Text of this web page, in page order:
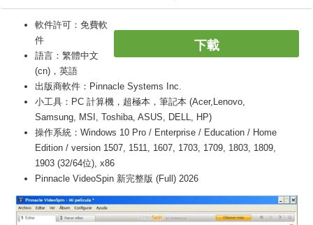
下載
軟件許可：免費軟
件
語言：繁體中文
(cn)，英語
出版商軟件：Pinnacle Systems Inc.
小工具：PC 計算機，超極本，筆記本 (Acer,Lenovo,
Samsung, MSI, Toshiba, ASUS, DELL, HP)
操作系統：Windows 10 Pro / Enterprise / Education / Home
Edition / version 1507, 1511, 1607, 1703, 1709, 1803, 1809,
1903 (32/64位), x86
Pinnacle VideoSpin 新完整版 (Full) 2026